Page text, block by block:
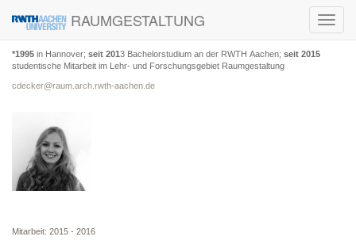
RAUMGESTALTUNG
*1995 in Hannover; seit 2013 Bachelorstudium an der RWTH Aachen; seit 2015
studentische Mitarbeit im Lehr- und Forschungsgebiet Raumgestaltung
cdecker@raum.arch.rwth-aachen.de
Mitarbeit: 2015 - 2016